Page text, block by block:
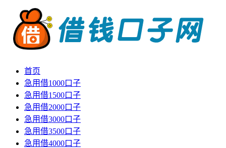
首页
急用借1000口子
急用借1500口子
急用借2000口子
急用借3000口子
急用借3500口子
急用借4000口子